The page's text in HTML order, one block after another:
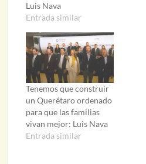
Luis Nava
Entrada similar
Tenemos que construir
un Querétaro ordenado
para que las familias
vivan mejor: Luis Nava
Entrada similar